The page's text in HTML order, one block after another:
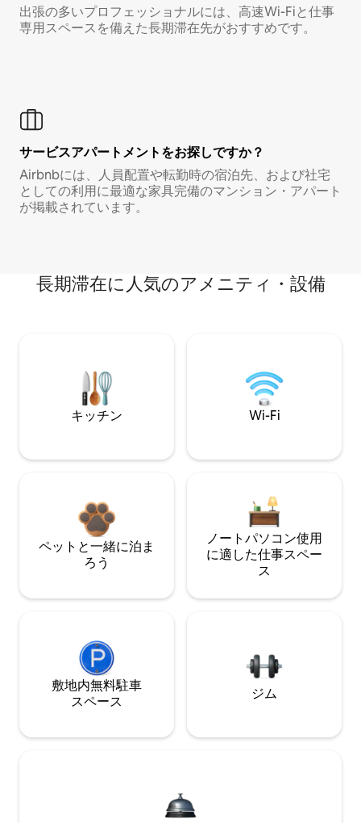
出張の多いプロフェッショナルには、高速Wi-Fiと仕事
専用スペースを備えた長期滞在先がおすすめです。
サービスアパートメントをお探しですか？
Airbnbには、人員配置や転勤時の宿泊先、および社宅
としての利用に最適な家具完備のマンション・アパート
が掲載されています。
長期滞在に人気のアメニティ・設備
キッチン Wi-Fi
ペットと一緒に泊ま
ろう
ノートパソコン使用
に適した仕事スペー
ス
敷地内無料駐⁠車
ス⁠ペ⁠ー⁠ス
ジム